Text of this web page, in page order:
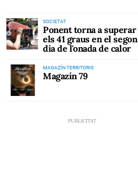
SOCIETAT
Ponent torna a superar
els 41 graus en el segon
dia de l'onada de calor
MAGAZÍN TERRITORIS
Magazín 79